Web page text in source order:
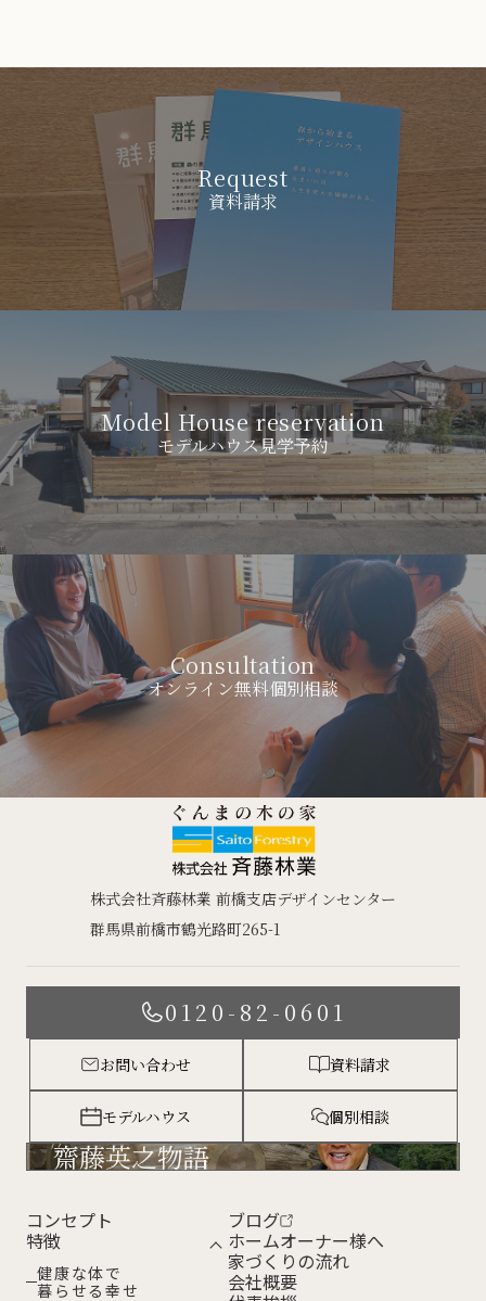
Request
資料請求
Model House reservation
モデルハウス見学予約
Consultation
オンライン無料個別相談
株式会社斉藤林業 前橋支店デザインセンター
群馬県前橋市鶴光路町265-1
コンセプト
特徴
健康な体で
暮らせる幸せ
ブログ
ホームオーナー様へ
家づくりの流れ
会社概要
0120-82-0601
お問い合わせ 資料請求
モデルハウス 個別相談
齋藤英之物語